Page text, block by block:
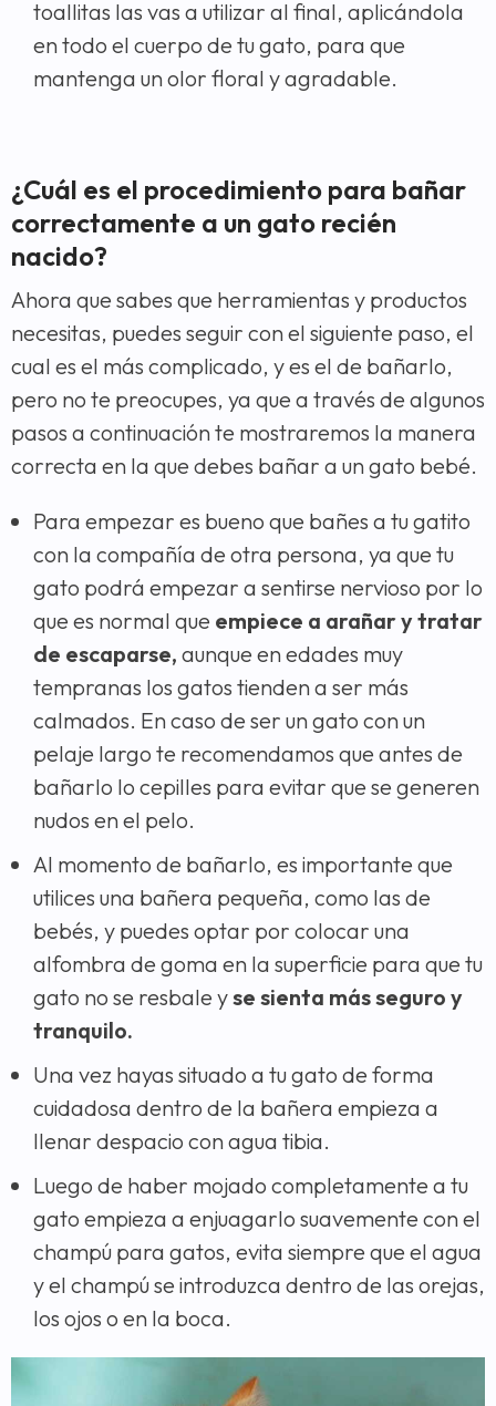
toallitas las vas a utilizar al final, aplicándola
en todo el cuerpo de tu gato, para que
mantenga un olor floral y agradable.
¿Cuál es el procedimiento para bañar
correctamente a un gato recién
nacido?
Ahora que sabes que herramientas y productos
necesitas, puedes seguir con el siguiente paso, el
cual es el más complicado, y es el de bañarlo,
pero no te preocupes, ya que a través de algunos
pasos a continuación te mostraremos la manera
correcta en la que debes bañar a un gato bebé.
Para empezar es bueno que bañes a tu gatito
con la compañía de otra persona, ya que tu
gato podrá empezar a sentirse nervioso por lo
que es normal que empiece a arañar y tratar
de escaparse, aunque en edades muy
tempranas los gatos tienden a ser más
calmados. En caso de ser un gato con un
pelaje largo te recomendamos que antes de
bañarlo lo cepilles para evitar que se generen
nudos en el pelo.
Al momento de bañarlo, es importante que
utilices una bañera pequeña, como las de
bebés, y puedes optar por colocar una
alfombra de goma en la superficie para que tu
gato no se resbale yse sienta más seguro y
tranquilo.
Una vez hayas situado a tu gato de forma
cuidadosa dentro de la bañera empieza a
llenar despacio con agua tibia.
Luego de haber mojado completamente a tu
gato empieza a enjuagarlo suavemente con el
champú para gatos, evita siempre que el agua
y el champú se introduzca dentro de las orejas,
los ojos o en la boca.